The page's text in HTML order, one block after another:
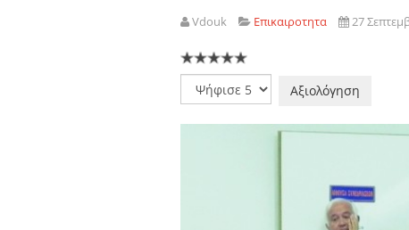
Vdouk Επικαιροτητα 27
Παρακαλώ
αξιολογήστε